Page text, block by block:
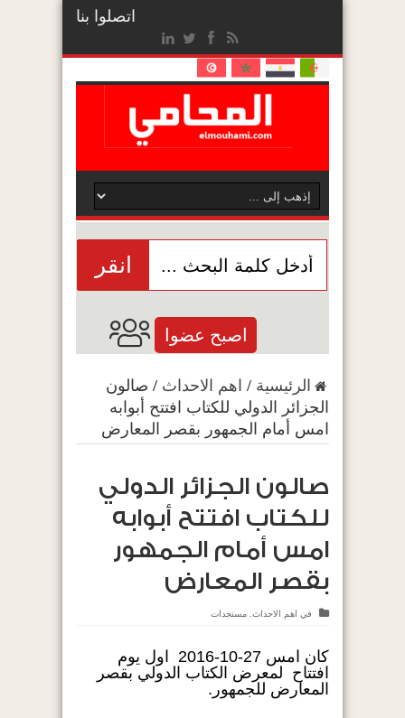
اتصلوا بنا
انقر
اصبح عضوا
الرئيسية / اهم الاحداث / صالون
الجزائر الدولي للكتاب افتتح أبوابه
امس أمام الجمهور بقصر المعارض
صالون الجزائر الدولي
للكتاب افتتح أبوابه
امس أمام الجمهور
بقصر المعارض
في اهم الاحداث, مستجدات
كان امس 27-10-2016 اول يوم
افتتاح لمعرض الكتاب الدولي بقصر
المعارض للجمهور.